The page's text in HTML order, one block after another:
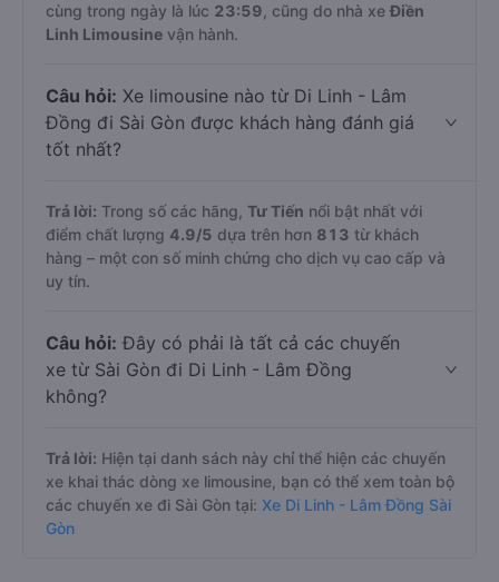
cùng trong ngày là lúc 23:59 , cũng do nhà xeĐiền
Linh Limousine vận hành.
Câu hỏi: Xe limousine nào từ Di Linh - Lâm
Đồng đi Sài Gòn được khách hàng đánh giá
tốt nhất?
Trả lời: Trong số các hãng, Tư Tiến nổi bật nhất với
điểm chất lượng 4.9/5 dựa trên hơn 813 từ khách
hàng – một con số minh chứng cho dịch vụ cao cấp và
uy tín.
Câu hỏi: Đây có phải là tất cả các chuyến
xe từ Sài Gòn đi Di Linh - Lâm Đồng
không?
Trả lời: Hiện tại danh sách này chỉ thể hiện các chuyến
xe khai thác dòng xe limousine, bạn có thể xem toàn bộ
các chuyến xe đi Sài Gòn tại: Xe Di Linh - Lâm Đồng Sài
Gòn